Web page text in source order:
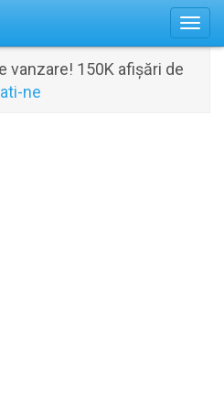
vanzare! 150K afișări de
ne